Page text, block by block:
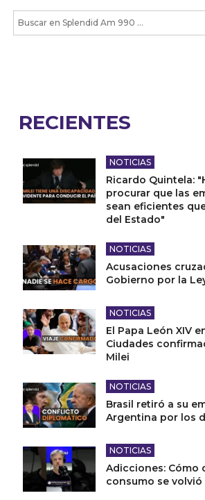
RECIENTES
NOTICIAS
Ricardo Quintela:
procurar que las
sean eficientes
del Estado"
NOTICIAS
Acusaciones
Gobierno por la
NOTICIAS
El Papa León XIV
Ciudades
Milei
NOTICIAS
Brasil retiró a su
Argentina por los
NOTICIAS
Adicciones: Cómo
consumo se